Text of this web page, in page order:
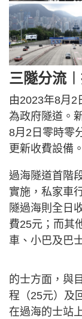
三隧分流
由2023年8月2
為政府隧道。
8月2日零時零
更新收費設備。
過海隧道首階
實施，私家車
隧過海則全日
費25元；而其
車、小巴及巴
的士方面，與
程（25元）及
在過海的士站